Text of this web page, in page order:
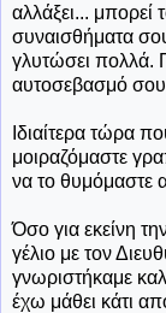
αλλάξει... μπορεί
συναισθήματα
γλυτώσει πολλά.
αυτοσεβασμό
Ιδιαίτερα τώρα
μοιραζόμαστε
να το θυμόμαστε
Όσο για εκείνη
γέλιο με τον
γνωριστήκαμε
έχω μάθει κάτι